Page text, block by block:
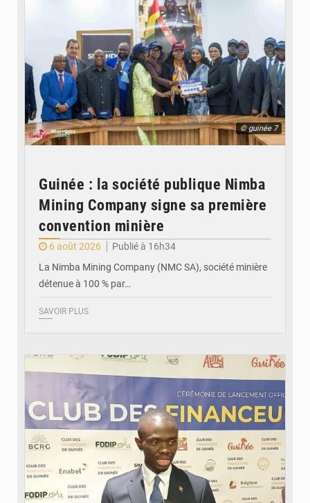
© guinée 7
Guinée : la société publique Nimba
Mining Company signe sa première
convention minière
6 août 2026
Publié à 16h34
La Nimba Mining Company (NMC SA), société minière
détenue à 100 % par…
SAVOIR PLUS